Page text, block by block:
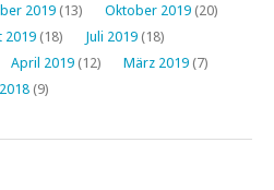
2019 (13) Oktober 2019 (20)
2019 (18) Juli 2019 (18)
April 2019 (12) März 2019 (7)
(9)